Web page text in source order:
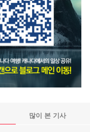
많이 본 기사